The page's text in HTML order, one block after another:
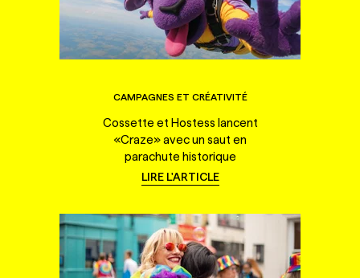
CAMPAGNES ET CRÉATIVITÉ
Cossette et Hostess lancent
«Craze» avec un saut en
parachute historique
LIRE L'ARTICLE